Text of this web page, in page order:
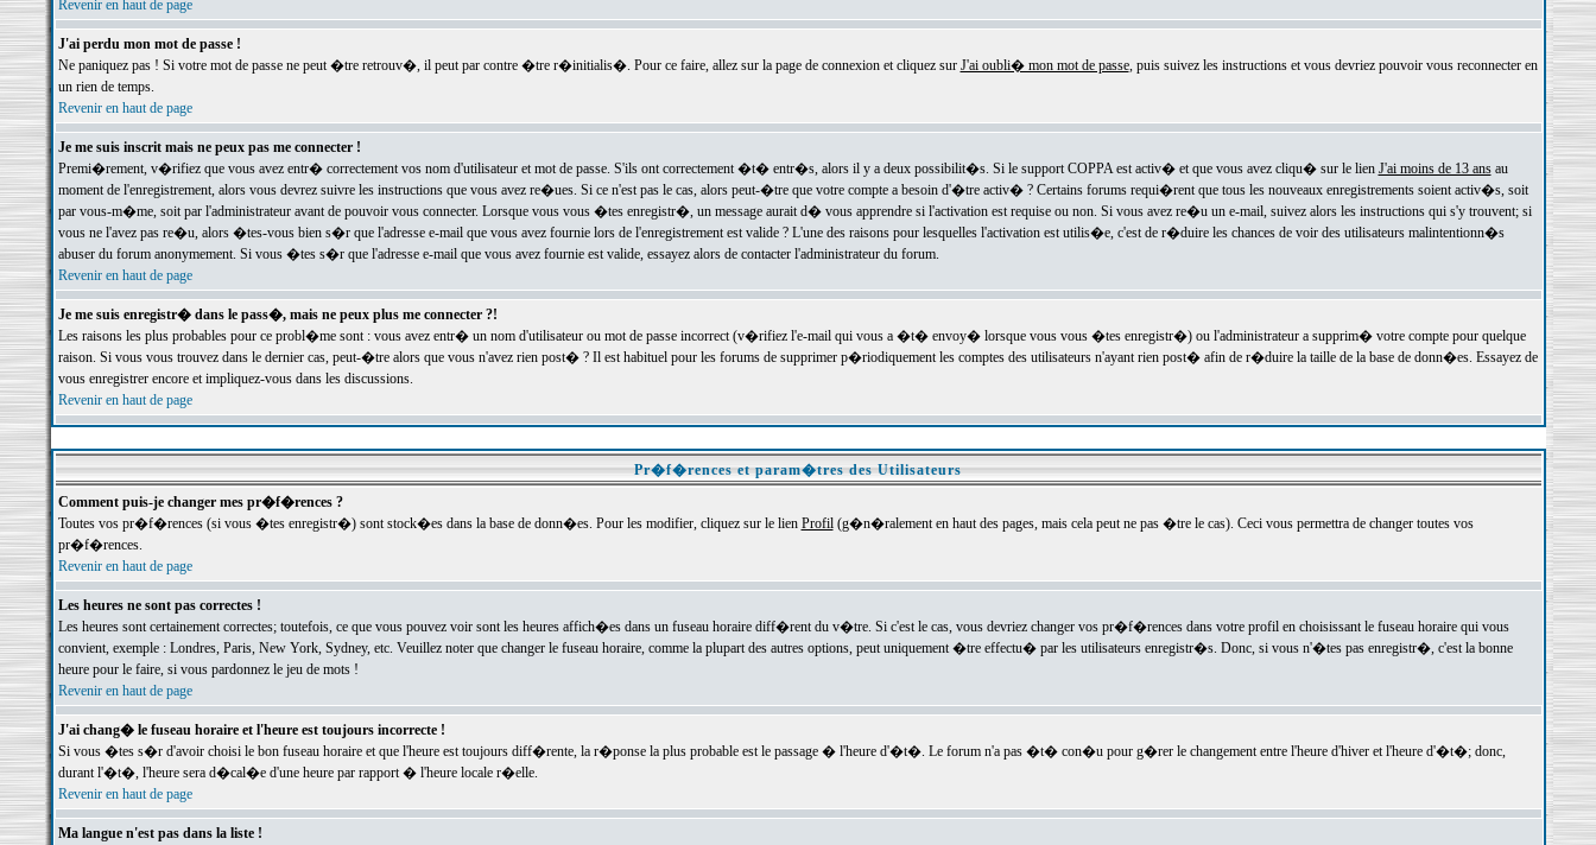
Revenir en haut de page
J'ai perdu mon mot de passe !
Ne paniquez pas ! Si votre mot de passe ne peut �tre retrouv�, il peut par contre �tre r�initialis�. Pour ce faire, allez sur la page de connexion et cliquez sur J'ai oubli� mon mot de passe, puis suivez les instructions et vous devriez pouvoir vous reconnecter en
un rien de temps.
Revenir en haut de page
Je me suis inscrit mais ne peux pas me connecter !
Premi�rement, v�rifiez que vous avez entr� correctement vos nom d'utilisateur et mot de passe. S'ils ont correctement �t� entr�s, alors il y a deux possibilit�s. Si le support COPPA est activ� et que vous avez cliqu� sur le lien J'ai moins de 13 ansau
moment de l'enregistrement, alors vous devrez suivre les instructions que vous avez re�ues. Si ce n'est pas le cas, alors peut-�tre que votre compte a besoin d'�tre activ� ? Certains forums requi�rent que tous les nouveaux enregistrements soient activ�s, soit
par vous-m�me, soit par l'administrateur avant de pouvoir vous connecter. Lorsque vous vous �tes enregistr�, un message aurait d� vous apprendre si l'activation est requise ou non. Si vous avez re�u un e-mail, suivez alors les instructions qui s'y trouvent; si
vous ne l'avez pas re�u, alors �tes-vous bien s�r que l'adresse e-mail que vous avez fournie lors de l'enregistrement est valide ? L'une des raisons pour lesquelles l'activation est utilis�e, c'est de r�duire les chances de voir des utilisateurs malintentionn�s
abuser du forum anonymement. Si vous �tes s�r que l'adresse e-mail que vous avez fournie est valide, essayez alors de contacter l'administrateur du forum.
Revenir en haut de page
Je me suis enregistr� dans le pass�, mais ne peux plus me connecter ?!
Les raisons les plus probables pour ce probl�me sont : vous avez entr� un nom d'utilisateur ou mot de passe incorrect (v�rifiez l'e-mail qui vous a �t� envoy� lorsque vous vous �tes enregistr�) ou l'administrateur a supprim� votre compte pour quelque
raison. Si vous vous trouvez dans le dernier cas, peut-�tre alors que vous n'avez rien post� ? Il est habituel pour les forums de supprimer p�riodiquement les comptes des utilisateurs n'ayant rien post� afin de r�duire la taille de la base de donn�es. Essayez de
vous enregistrer encore et impliquez-vous dans les discussions.
Revenir en haut de page
Pr�f�rences et param�tres des Utilisateurs
Comment puis-je changer mes pr�f�rences ?
Toutes vos pr�f�rences (si vous �tes enregistr�) sont stock�es dans la base de donn�es. Pour les modifier, cliquez sur le lien Profil(g�n�ralement en haut des pages, mais cela peut ne pas �tre le cas). Ceci vous permettra de changer toutes vos
pr�f�rences.
Revenir en haut de page
Les heures ne sont pas correctes !
Les heures sont certainement correctes; toutefois, ce que vous pouvez voir sont les heures affich�es dans un fuseau horaire diff�rent du v�tre. Si c'est le cas, vous devriez changer vos pr�f�rences dans votre profil en choisissant le fuseau horaire qui vous
convient, exemple : Londres, Paris, New York, Sydney, etc. Veuillez noter que changer le fuseau horaire, comme la plupart des autres options, peut uniquement �tre effectu� par les utilisateurs enregistr�s. Donc, si vous n'�tes pas enregistr�, c'est la bonne
heure pour le faire, si vous pardonnez le jeu de mots !
Revenir en haut de page
J'ai chang� le fuseau horaire et l'heure est toujours incorrecte !
Si vous �tes s�r d'avoir choisi le bon fuseau horaire et que l'heure est toujours diff�rente, la r�ponse la plus probable est le passage � l'heure d'�t�. Le forum n'a pas �t� con�u pour g�rer le changement entre l'heure d'hiver et l'heure d'�t�; donc,
durant l'�t�, l'heure sera d�cal�e d'une heure par rapport � l'heure locale r�elle.
Revenir en haut de page
Ma langue n'est pas dans la liste !